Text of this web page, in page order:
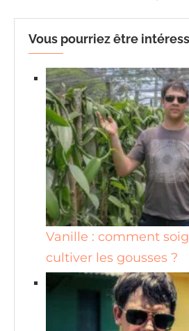
Vous pourriez être
Vanille : comment
cultiver les gousses ?